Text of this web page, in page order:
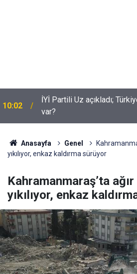
10:02
İYİ Partili Uz açıkladı;
var?
Anasayfa Genel
yıkılıyor, enkaz kaldırma sürüyor
Kahramanmaraş’ta
yıkılıyor, enkaz